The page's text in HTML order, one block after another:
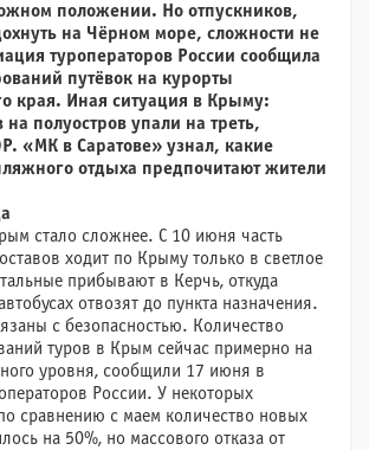
положении. Но отпускников,
на Чёрном море, сложности не
туроператоров России сообщила
путёвок на курорты
края. Иная ситуация в Крыму:
полуостров упали на треть,
«МК в Саратове» узнал, какие
отдыха предпочитают жители
стало сложнее. С 10 июня часть
ходит по Крыму только в светлое
прибывают в Керчь, откуда
отвозят до пункта назначения.
с безопасностью. Количество
туров в Крым сейчас примерно на
уровня, сообщили 17 июня в
России. У некоторых
сравнению с маем количество новых
на 50%, но массового отказа от